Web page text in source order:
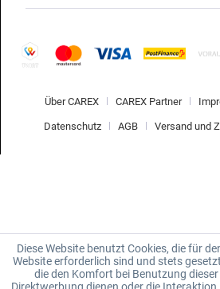
Über CAREX CAREX Partner
Datenschutz AGB Versand und
Diese Website benutzt Cookies, die für
Website erforderlich sind und stets
die den Komfort bei Benutzung